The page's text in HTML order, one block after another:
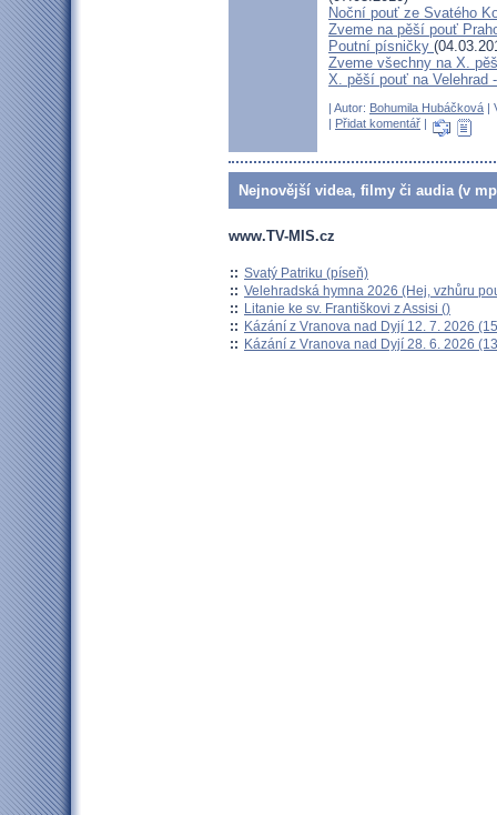
Noční pouť ze Svatého
Zveme na pěší pouť
Poutní písničky
Zveme všechny na X.
X. pěší pouť na Velehrad
| Autor: Bohumila Hubáčková |
| Přidat komentář |
Nejnovější videa, filmy či audia (v
www.TV-MIS.cz
:: Svatý Patriku (píseň)
:: Velehradská hymna 2026 (Hej, vzhůru
:: Litanie ke sv. Františkovi z Assisi ()
:: Kázání z Vranova nad Dyjí 12. 7. 2026
:: Kázání z Vranova nad Dyjí 28. 6. 2026